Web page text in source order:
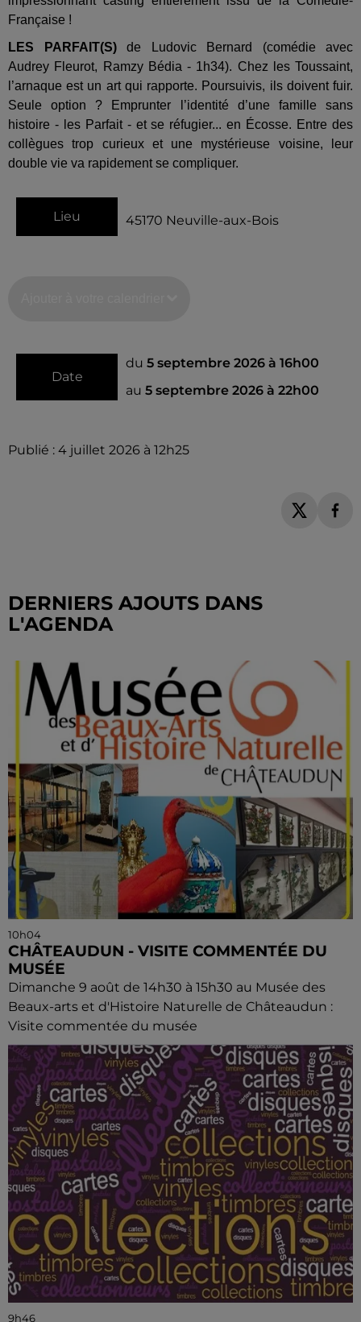
Française !
LES PARFAIT(S)de Ludovic Bernard (comédie avec
Audrey Fleurot, Ramzy Bédia - 1h34). Chez les Toussaint,
l’arnaque est un art qui rapporte. Poursuivis, ils doivent fuir.
Seule option ? Emprunter l’identité d’une famille sans
histoire - les Parfait - et se réfugier... en Écosse. Entre des
collègues trop curieux et une mystérieuse voisine, leur
double vie va rapidement se compliquer.
Lieu 45170 Neuville-aux-Bois
Date
du 5 septembre 2026 à 16h00
au 5 septembre 2026 à 22h00
Publié : 4 juillet 2026 à 12h25
DERNIERS AJOUTS DANS
L'AGENDA
10h04
CHÂTEAUDUN - VISITE COMMENTÉE DU
MUSÉE
Dimanche 9 août de 14h30 à 15h30 au Musée des
Beaux-arts et d'Histoire Naturelle de Châteaudun :
Visite commentée du musée
9h46